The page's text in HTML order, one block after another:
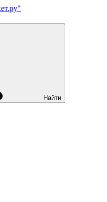
Найти